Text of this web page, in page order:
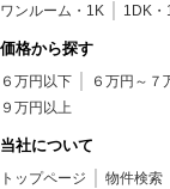
ワンルーム・1K 1DK
価格から探す
６万円以下 ６万円～７
９万円以上
当社について
トップページ 物件検索